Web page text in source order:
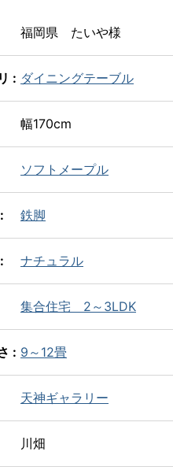
福岡県 たいや様
: ダイニングテーブル
幅170cm
ソフトメープル
鉄脚
ナチュラル
集合住宅 2～3LDK
: 9～12畳
天神ギャラリー
川畑